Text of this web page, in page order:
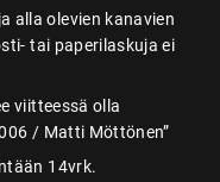
alla olevien kanavien
tai paperilaskuja ei
viitteessä olla
/ Matti Möttönen”
14vrk.